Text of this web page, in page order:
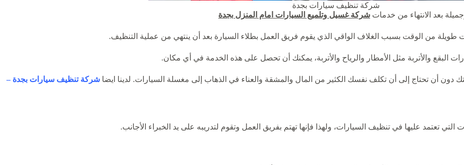
شركة تنظيف سيارات بجدة
بعد الانتهاء من خدمات شركة غسيل وتلميع السيارات امام المنزل بجدة
من الوقت بسبب الغلاف الواقي الذي يقوم فريق العمل بطلاء السيارة بعد أن ينتهي من عملية التنظيف.
البقع والأتربة مثل الأمطار والرياح والأتربة، يمكنك أن تحصل على هذه الخدمة في أي مكان.
أن تحتاج إلى أن تكلف نفسك الكثير من المال والمشقة والعناء في الذهاب إلى مغسلة السيارات. لدينا ايضا شركة تنظيف سيارات بجدة –
تعتمد عليها في تنظيف السيارات، ولهذا فإنها تهتم بفريق العمل وتقوم لتدريبه على يد الخبراء الأجانب.